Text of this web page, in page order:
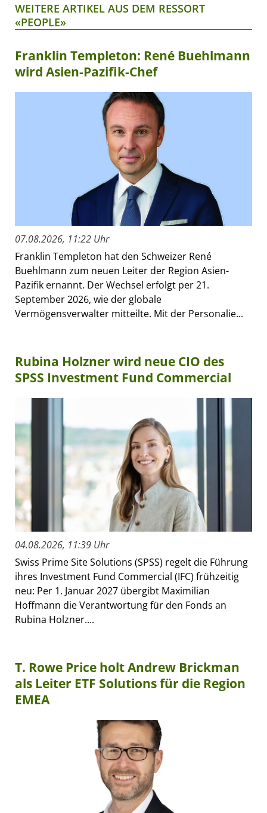
WEITERE ARTIKEL AUS DEM RESSORT
«PEOPLE»
Franklin Templeton: René Buehlmann
wird Asien-Pazifik-Chef
07.08.2026, 11:22 Uhr
Franklin Templeton hat den Schweizer René
Buehlmann zum neuen Leiter der Region Asien-
Pazifik ernannt. Der Wechsel erfolgt per 21.
September 2026, wie der globale
Vermögensverwalter mitteilte. Mit der Personalie...
Rubina Holzner wird neue CIO des
SPSS Investment Fund Commercial
04.08.2026, 11:39 Uhr
Swiss Prime Site Solutions (SPSS) regelt die Führung
ihres Investment Fund Commercial (IFC) frühzeitig
neu: Per 1. Januar 2027 übergibt Maximilian
Hoffmann die Verantwortung für den Fonds an
Rubina Holzner....
T. Rowe Price holt Andrew Brickman
als Leiter ETF Solutions für die Region
EMEA